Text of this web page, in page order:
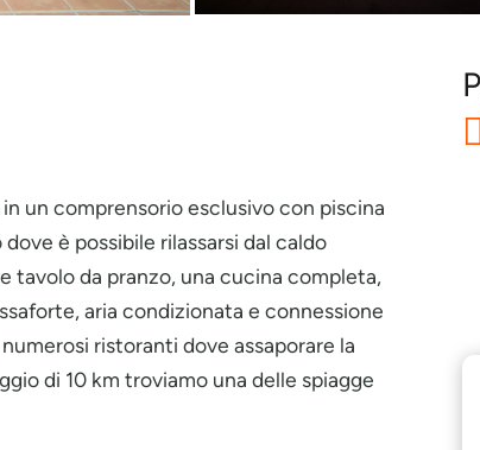
un comprensorio esclusivo con piscina
è possibile rilassarsi dal caldo
tavolo da pranzo, una cucina completa,
aria condizionata e connessione
ristoranti dove assaporare la
di 10 km troviamo una delle spiagge